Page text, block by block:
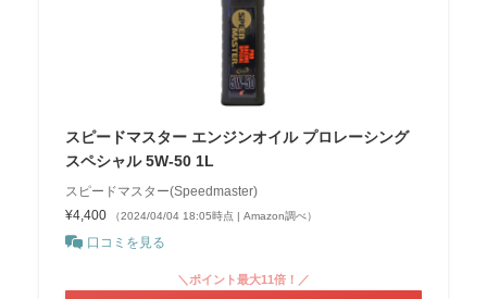
スピードマスター エンジンオイル プロレーシング
スペシャル 5W-50 1L
スピードマスター(Speedmaster)
¥4,400
（2024/04/04 18:05時点 | Amazon調べ）
口コミを見る
＼ポイント最大11倍！／